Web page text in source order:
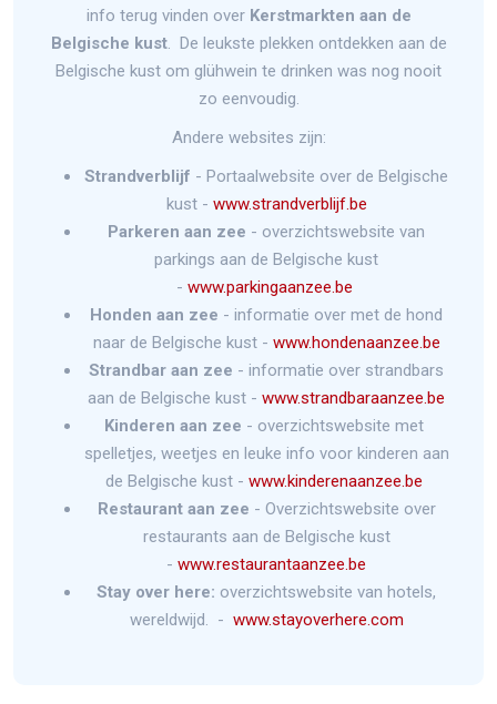
info terug vinden over Kerstmarkten aan de
Belgische kust. De leukste plekken ontdekken aan de
Belgische kust om glühwein te drinken was nog nooit
zo eenvoudig.
Andere websites zijn:
Strandverblijf - Portaalwebsite over de Belgische
kust - www.strandverblijf.be
Parkeren aan zee - overzichtswebsite van
parkings aan de Belgische kust
- www.parkingaanzee.be
Honden aan zee - informatie over met de hond
naar de Belgische kust - www.hondenaanzee.be
Strandbar aan zee - informatie over strandbars
aan de Belgische kust - www.strandbaraanzee.be
Kinderen aan zee - overzichtswebsite met
spelletjes, weetjes en leuke info voor kinderen aan
de Belgische kust - www.kinderenaanzee.be
Restaurant aan zee - Overzichtswebsite over
restaurants aan de Belgische kust
- www.restaurantaanzee.be
Stay over here: overzichtswebsite van hotels,
wereldwijd. - www.stayoverhere.com